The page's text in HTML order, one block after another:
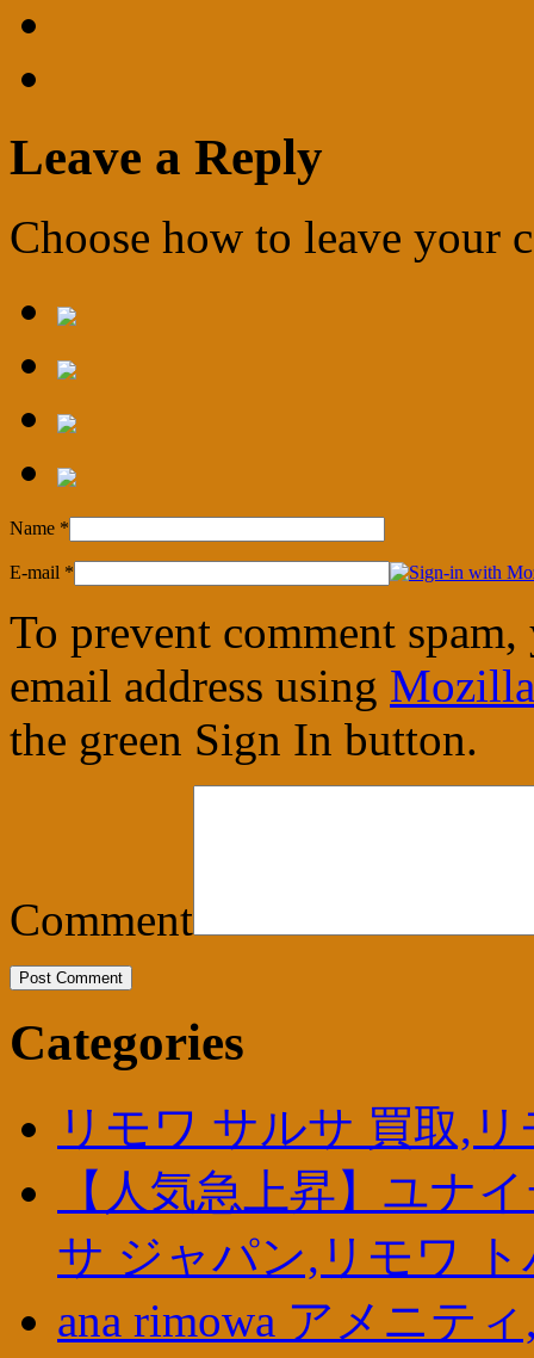
Leave a Reply
Choose how to leave your
Name *
E-mail *
To prevent comment
email address using
the green Sign In button.
Comment
Categories
リモワ サルサ 買取,
【人気急上昇】ユナ
サ ジャパン,リモワ
ana rimowa アメニテ